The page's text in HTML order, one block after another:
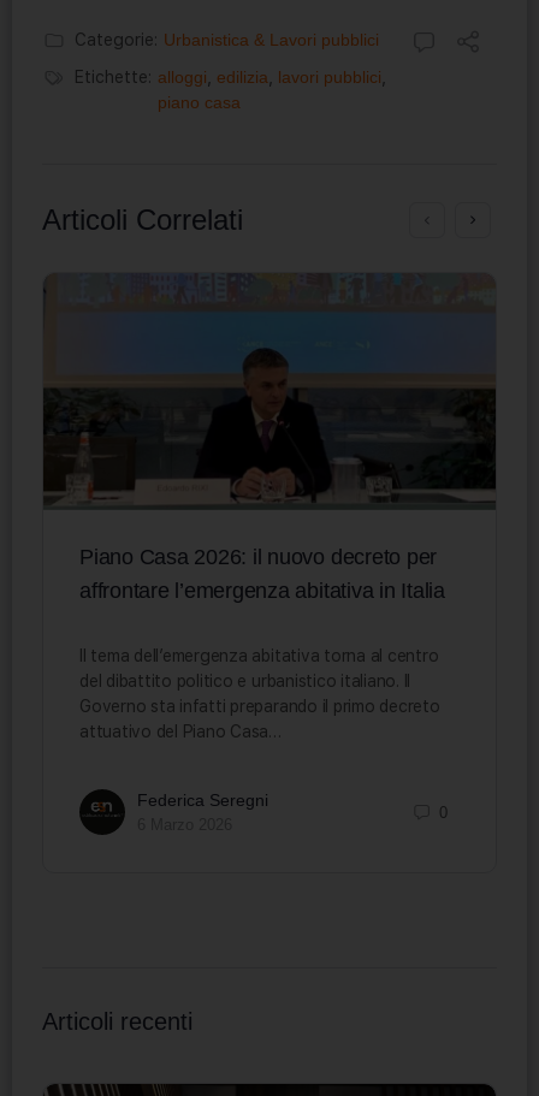
Categorie: Urbanistica & Lavori pubblici
Etichette: alloggi edilizia lavori pubblici
piano casa
Articoli Correlati
Piano Casa 2026: il nuovo decreto per
affrontare l’emergenza abitativa in Italia
Il tema dell’emergenza abitativa torna al centro
del dibattito politico e urbanistico italiano. Il
Governo sta infatti preparando il primo decreto
attuativo del Piano Casa…
Federica Seregni
0
Articoli recenti